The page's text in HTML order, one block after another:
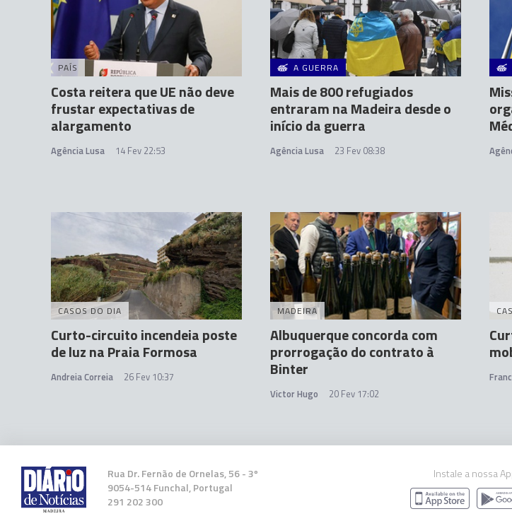
PAÍS
Costa reitera que UE não deve
frustar expectativas de
alargamento
Agência Lusa 14 Fev 22:53
A GUERRA
Mais de 800 refugiados
entraram na Madeira desde o
início da guerra
Agência Lusa 23 Fev 08:38
CASOS DO DIA
Curto-circuito incendeia poste
de luz na Praia Formosa
Andreia Correia 26 Fev 10:37
MADEIRA
Albuquerque concorda com
prorrogação do contrato à
Binter
Victor Hugo 20 Fev 17:02
Rua Dr. Fernão de Ornelas, 56 - 3º
9054-514 Funchal, Portugal
291 202 300
Instale a nossa